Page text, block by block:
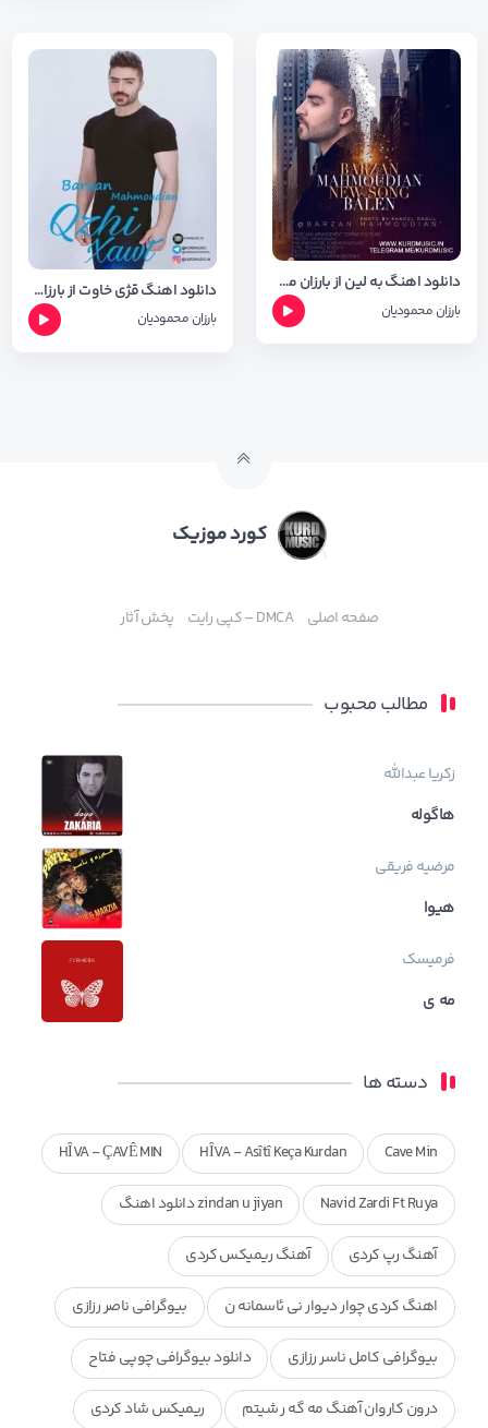
دانلود اهنگ به لین از بارزان محمودیان + متن و شعر
بارزان محمودیان
دانلود اهنگ قژی خاوت از بارزان محمودیان + متن و شعر
بارزان محمودیان
کورد موزیک
صفحه اصلی DMCA – کپی رایت پخش آثار
مطالب محبوب
زکریا عبدالله
هاگوله
مرضیه فریقی
هیوا
فرمیسک
مه ی
دسته ها
Cave Min
HÎVA - Asîtî Keça Kurdan
HÎVA - ÇAVÊ MIN
Navid Zardi Ft Ruya zindan u jiyan دانلود اهنگ
آهنگ رپ کردی آهنگ ریمیکس کردی
اهنگ کردی چوار دیوار نی ئاسمانه ن بیوگرافی ناصر رزازی
بیوگرافی کامل ناسر رزازی دانلود بیوگرافی چوپی فتاح
درون کاروان آهنگ مه گه ر شیتم ریمیکس شاد کردی